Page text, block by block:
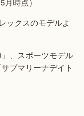
時点）
ックスのモデルよ
、スポーツモデル
ブマリーナデイト